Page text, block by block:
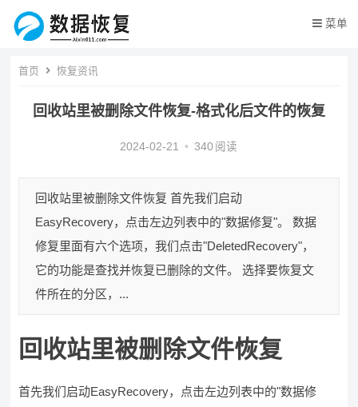
菜单
首页 恢复资讯
回收站里被删除文件恢复-格式化后文件的恢复
2024-02-21 • 340 阅读
回收站里被删除文件恢复 首先我们启动
EasyRecovery，点击左边列表中的"数据修复"。 数据
修复里面有六个选项，我们点击"DeletedRecovery"，
它的功能是查找并恢复已删除的文件。 选择要恢复文
件所在的分区，...
回收站里被删除文件恢复
首先我们启动EasyRecovery，点击左边列表中的"数据修